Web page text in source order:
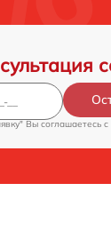
Вы соглашаетесь c